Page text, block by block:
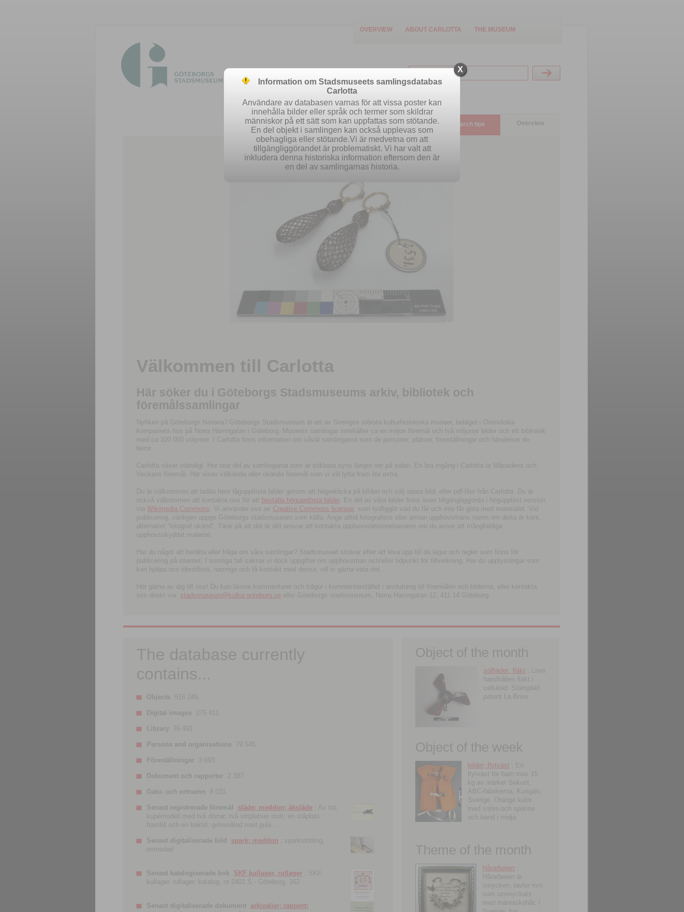
OVERVIEW ABOUT CARLOTTA THE MUSEUM
Easy search Advanced search Search tips Overview
Välkommen till Carlotta
Här söker du i Göteborgs Stadsmuseums arkiv, bibliotek och
föremålssamlingar
Nyfiken på Göteborgs historia? Göteborgs Stadsmuseum är ett av Sveriges största kulturhistoriska museer, beläget i Ostindiska
kompaniets hus på Norra Hamngatan i Göteborg. Museets samlingar innehåller ca en miljon föremål och två miljoner bilder och ett bibliotek
med ca 100 000 volymer. I Carlotta finns information om såväl samlingarna som de personer, platser, föreställningar och händelser de
berör.
Carlotta växer ständigt. Hur stor del av samlingarna som är sökbara syns längre ner på sidan. En bra ingång i Carlotta är Månadens och
Veckans föremål. Här visas välkända eller okända föremål som vi vill lyfta fram lite extra.
Du är välkommen att ladda hem lågupplösta bilder genom att högerklicka på bilden och välj spara bild, eller pdf-filer från Carlotta. Du är
också välkommen att kontakta oss för att beställa högupplösta bilder. En del av våra bilder finns även tillgängliggjorda i högupplöst version
via Wikimedia Commons . Vi använder oss av Creative Commons licenser, som tydliggör vad du får och inte får göra med materialet. Vid
publicering, vänligen uppge Göteborgs stadsmuseum som källa. Ange alltid fotografens eller annan upphovsmans namn om detta är känt,
alternativt ”fotograf okänd”. Tänk på att det är ditt ansvar att kontakta upphovsrättsinnehavaren om du avser att mångfaldiga
upphovsskyddat material.
Har du något att berätta eller fråga om våra samlingar? Stadsmuseet strävar efter att leva upp till de lagar och regler som finns för
publicering på internet. I somliga fall saknar vi dock uppgifter om upphovsman och/eller tidpunkt för tillverkning. Har du upplysningar som
kan hjälpa oss identifiera, namnge och få kontakt med dessa, vill vi gärna veta det.
Hör gärna av dig till oss! Du kan lämna kommentarer och frågor i kommentarsfältet i anslutning till föremålen och bilderna, eller kontakta
oss direkt via: stadsmuseum@kultur.goteborg.se eller Göteborgs stadsmuseum, Norra Hamngatan 12, 411 14 Göteborg.
The database currently
contains...
Objects 516 245.
Digital images 275 411.
Library 76 491.
Persons and organisations 79 545.
Föreställningar 3 693.
Dokument och rapporter 2 387.
Gatu- och ortnamn 8 031.
Senast registrerade föremål släde; meddon; åksläde ; Av trä;
kupémodell med två dörrar; två sittplatser inuti; en ståplats
framtill och en baktill; grönmålad med gula ...
Senast digitaliserade bild spark; meddon ; sparkstötting,
enmedad
Senast katalogiserade bok SKF kullager, rullager ; SKF
kullager, rullager, katalog. nr 2401 S.- Göteborg, 162
Senast digitaliserade dokument arkivalier; rapport;
Object of the month
solfjäder; fläkt ; Liten
handhållen fläkt i
celluloid. Stämplad
patent La Brise.
Object of the week
bilder; flytväst ; En
flytväst för barn max 15
kg av märket Sekurit,
ABC-fabrikerna, Kungälv,
Sverige. Orange kulör
med snöre och spänne
och band i midja.
Theme of the month
Hårarbeten
Hårarbeten är
smycken, tavlor mm
som utsmyckats
med människohår. I
X
Information om Stadsmuseets samlingsdatabas
Carlotta
Användare av databasen varnas för att vissa poster kan
innehålla bilder eller språk och termer som skildrar
människor på ett sätt som kan uppfattas som stötande.
En del objekt i samlingen kan också upplevas som
obehagliga eller stötande.Vi är medvetna om att
tillgängliggörandet är problematiskt. Vi har valt att
inkludera denna historiska information eftersom den är
en del av samlingarnas historia.